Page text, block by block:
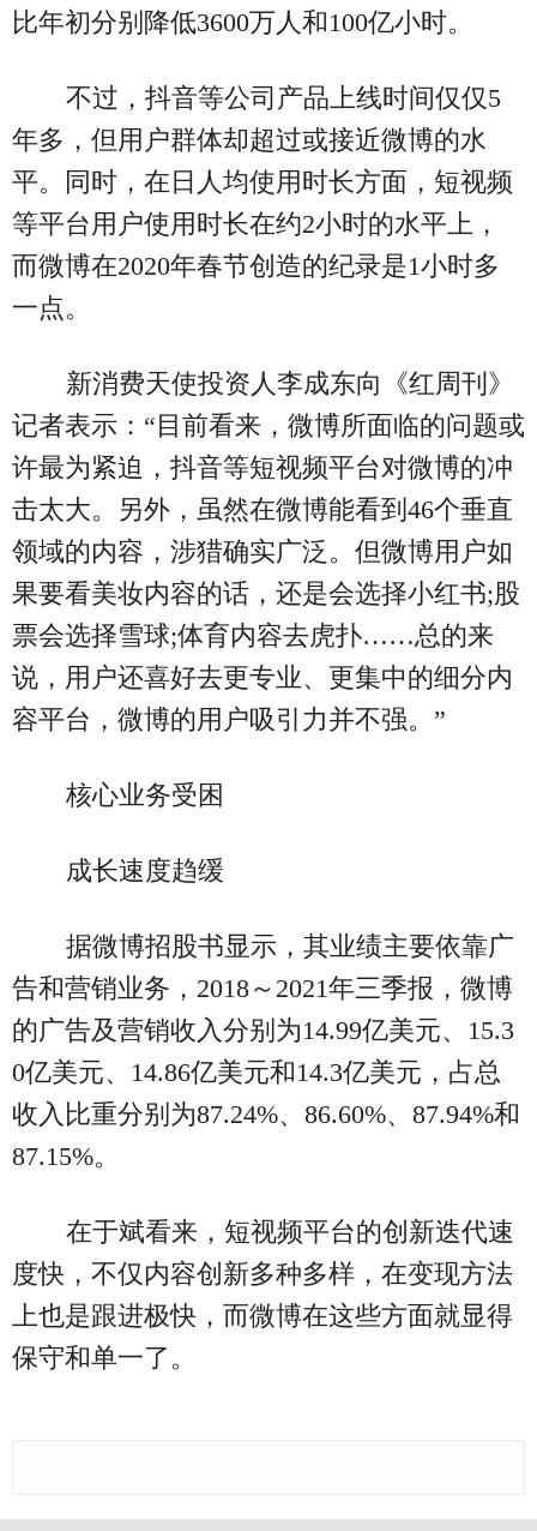
比年初分别降低3600万人和100亿小时。
不过，抖音等公司产品上线时间仅仅5
年多，但用户群体却超过或接近微博的水
平。同时，在日人均使用时长方面，短视频
等平台用户使用时长在约2小时的水平上，
而微博在2020年春节创造的纪录是1小时多
一点。
新消费天使投资人李成东向《红周刊》
记者表示：“目前看来，微博所面临的问题或
许最为紧迫，抖音等短视频平台对微博的冲
击太大。另外，虽然在微博能看到46个垂直
领域的内容，涉猎确实广泛。但微博用户如
果要看美妆内容的话，还是会选择小红书;股
票会选择雪球;体育内容去虎扑……总的来
说，用户还喜好去更专业、更集中的细分内
容平台，微博的用户吸引力并不强。”
核心业务受困
成长速度趋缓
据微博招股书显示，其业绩主要依靠广
告和营销业务，2018～2021年三季报，微博
的广告及营销收入分别为14.99亿美元、15.3
0亿美元、14.86亿美元和14.3亿美元，占总
收入比重分别为87.24%、86.60%、87.94%和
87.15%。
在于斌看来，短视频平台的创新迭代速
度快，不仅内容创新多种多样，在变现方法
上也是跟进极快，而微博在这些方面就显得
保守和单一了。